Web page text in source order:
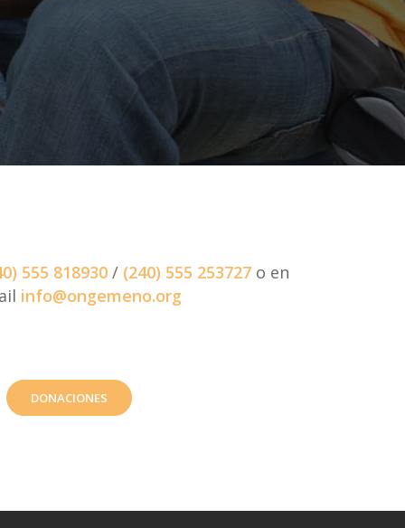
555 818930/ (240) 555 253727o en
info@ongemeno.org
DONACIONES